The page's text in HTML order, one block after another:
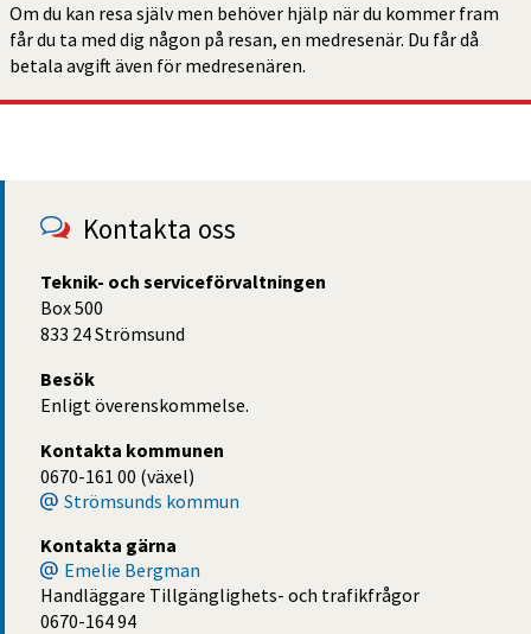
Om du kan resa själv men behöver hjälp när du kommer fram
får du ta med dig någon på resan, en medresenär. Du får då
betala avgift även för medresenären.
Kontakta oss
Teknik- och serviceförvaltningen
Box 500
833 24 Strömsund
Besök
Enligt överenskommelse.
Kontakta kommunen
0670-161 00 (växel)
Strömsunds kommun
Kontakta gärna
Emelie Bergman
Handläggare Tillgänglighets- och trafikfrågor
0670-164 94